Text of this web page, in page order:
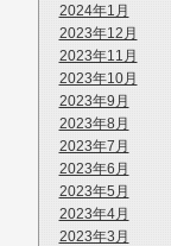
2024年1月
2023年12月
2023年11月
2023年10月
2023年9月
2023年8月
2023年7月
2023年6月
2023年5月
2023年4月
2023年3月